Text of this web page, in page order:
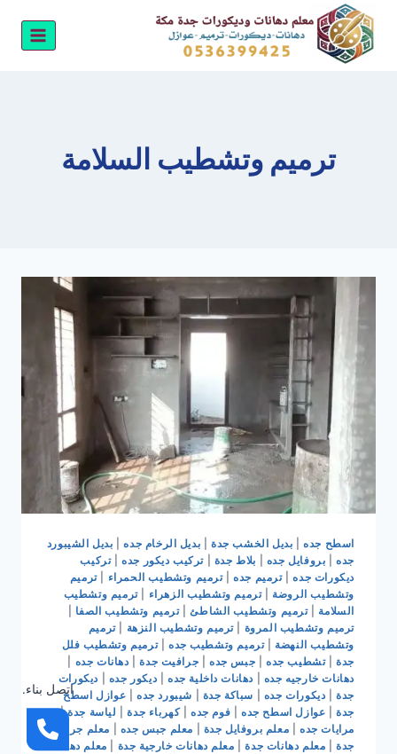
التجاوز
المحتوى
ترميم وتشطيب السلامة
اسطح جده| بديل الخشب جدة| بديل الرخام جده| بديل الشيبورد
جده| بروفايل جده بلاط جدة تركيب ديكور جده|تركيب
ديكورات جده|ترميم جده|ترميم وتشطيب الحمراء |ترميم
وتشطيب الروضة |ترميم وتشطيب الزهراء |ترميم وتشطيب
السلامة |ترميم وتشطيب الشاطئ|ترميم وتشطيب الصفا
ترميم وتشطيب المروة |ترميم وتشطيب النزهة |ترميم
وتشطيب النهضة |ترميم وتشطيب جده |ترميم وتشطيب فلل
جدة|تشطيب جده| جبس جده| جرافيت جدة| دهانات جده
دهانات خارجيه جده
دهانات داخلية جده ديكور جده
ديكورات
جدة| ديكورات جده سباكة جدة شيبورد جده
عوازل اسطح
جدة| عوازل اسطح جده| فوم جده|كهرباء جدة| لياسة جدة|
مرايات جده| معلم بروفايل جدة معلم جبس جده
معلم جرافيت
جدة| معلم دهانات جدة| معلم دهانات خارجية جدة
معلم دهانات
اتصل بناء.